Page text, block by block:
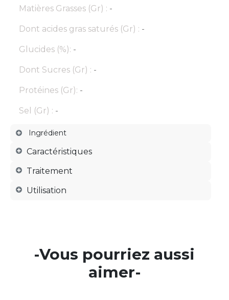
Matières Grasses (Gr) : -
Dont acides gras saturés (Gr) : -
Glucides (%): -
Dont Sucres (Gr) : -
Protéines (Gr): -
Sel (Gr) : -
Ingrédient
Caractéristiques
Traitement
Utilisation
-Vous pourriez aussi
aimer-